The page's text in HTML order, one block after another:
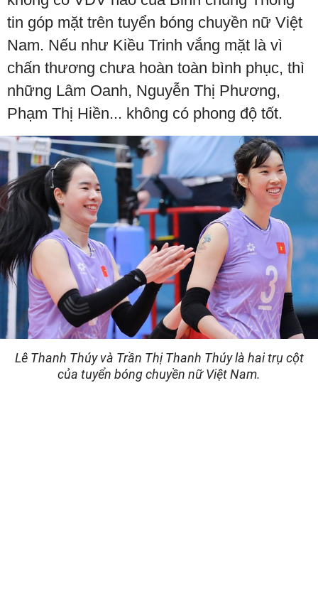
tin góp mặt trên tuyển bóng chuyền nữ Việt
Nam. Nếu như Kiều Trinh vắng mặt là vì
chấn thương chưa hoàn toàn bình phục, thì
những Lâm Oanh, Nguyễn Thị Phương,
Phạm Thị Hiền... không có phong độ tốt.
Lê Thanh Thúy và Trần Thị Thanh Thúy là hai trụ cột
của tuyển bóng chuyền nữ Việt Nam.